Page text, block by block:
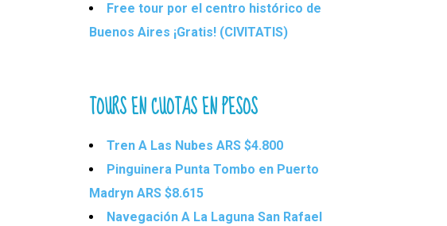
Free tour por el centro histórico de
Buenos Aires ¡Gratis! (CIVITATIS)
TOURS EN CUOTAS EN PESOS
Tren A Las Nubes ARS $4.800
Pinguinera Punta Tombo en Puerto
Madryn ARS $8.615
Navegación A La Laguna San Rafael